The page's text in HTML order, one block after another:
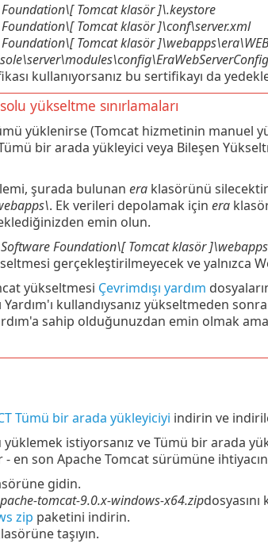
Tomcatklasör]\.keystore
Tomcatklasör]\conf\server.xml
Tomcatklasör]\
kullanıyorsanız bu sertifikayı da
yükseltme sınırlamaları
yüklenirse (Tomcat hizmetinin manuel
bir arada yükleyici veya Bileşen
şurada bulunan eraklasörünü
. Ek verileri depolamak için era
emin olun.
Foundation\[ Tomcatklasör
gerçekleştirilmeyecek ve yalnızca
yükseltmesi Çevrimdışı yardım
kullandıysanız yükseltmeden
sahip olduğunuzdan emin olmak
Tümü bir arada yükleyiciyi indirin ve
istiyorsanız ve Tümü bir arada
en son Apache Tomcat sürümüne
gidin.
tomcat-9.0.x-windows-x64.zipdosyasını
zip paketini indirin.
taşıyın.